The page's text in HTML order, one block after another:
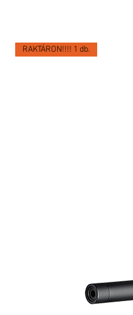
RAKTÁRON!!!! 1 db.